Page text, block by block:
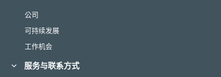
公司
可持续发展
工作机会
服务与联系方式